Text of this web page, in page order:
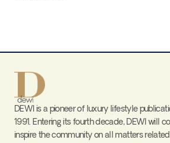
DEWI is a pioneer of luxury lifestyle
1991. Entering its fourth decade, DEWI will
inspire the community on all matters